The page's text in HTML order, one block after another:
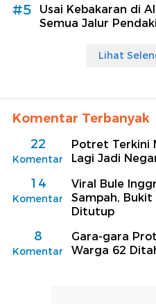
#5
Usai Kebakaran di
Semua Jalur
Lihat
Komentar Terbanyak
22
Komentar
Potret Terkini
Lagi Jadi
14
Komentar
Viral Bule
Sampah,
Ditutup
8
Komentar
Gara-gara
Warga 62